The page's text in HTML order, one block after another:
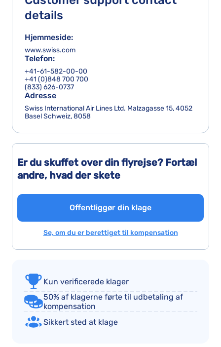
Er du skuffet over din flyrejse? Fortæl
andre, hvad der skete
Offentliggør din klage
Se, om du er berettiget til kompensation
details
Hjemmeside:
www.swiss.com
Telefon:
+41-61-582-00-00
+41 (0)848 700 700
(833) 626-0737
Adresse
Swiss International Air Lines Ltd. Malzagasse 15, 4052
Basel Schweiz, 8058
Kun verificerede klager
50% af klagerne førte til udbetaling af
kompensation
Sikkert sted at klage